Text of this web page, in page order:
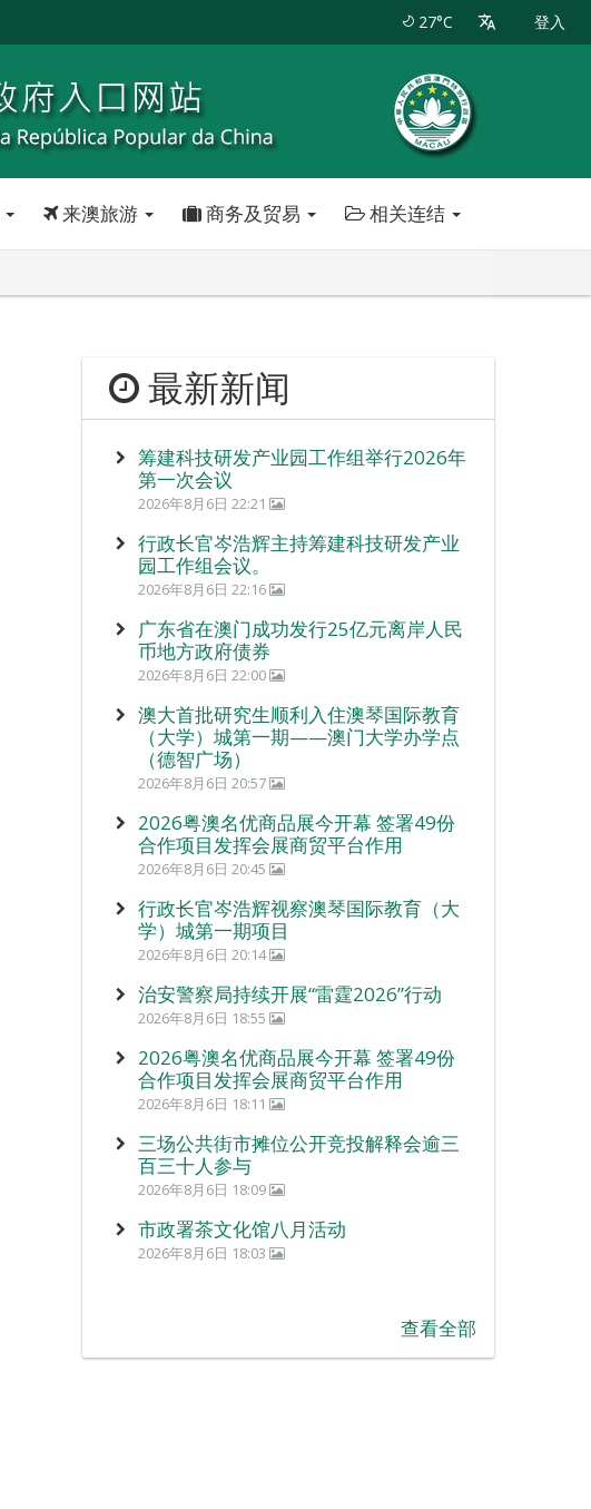
27°C 登入
来澳旅游 商务及贸易 相关连结
最新新闻
筹建科技研发产业园工作组举行2026年
第一次会议
2026年8月6日 22:21
行政长官岑浩辉主持筹建科技研发产业
园工作组会议。
2026年8月6日 22:16
广东省在澳门成功发行25亿元离岸人民
币地方政府债券
2026年8月6日 22:00
澳大首批研究生顺利入住澳琴国际教育
（大学）城第一期——澳门大学办学点
（德智广场）
2026年8月6日 20:57
2026粤澳名优商品展今开幕 签署49份
合作项目发挥会展商贸平台作用
2026年8月6日 20:45
行政长官岑浩辉视察澳琴国际教育（大
学）城第一期项目
2026年8月6日 20:14
治安警察局持续开展“雷霆2026”行动
2026年8月6日 18:55
2026粤澳名优商品展今开幕 签署49份
合作项目发挥会展商贸平台作用
2026年8月6日 18:11
三场公共街市摊位公开竞投解释会逾三
百三十人参与
2026年8月6日 18:09
市政署茶文化馆八月活动
2026年8月6日 18:03
查看全部